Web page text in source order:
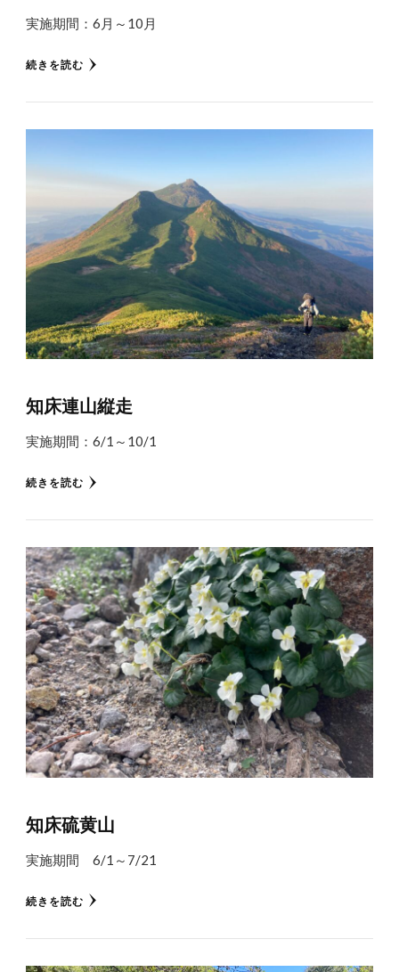
実施期間：6月～10月
続きを読む
知床連山縦走
実施期間：6/1～10/1
続きを読む
知床硫黄山
実施期間 6/1～7/21
続きを読む